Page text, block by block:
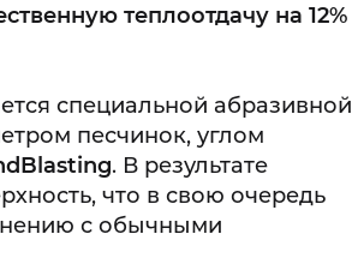
теплоотдачу на 12%
специальной абразивной
песчинок, углом
. В результате
что в свою очередь
с обычными